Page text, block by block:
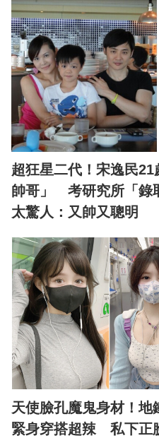
超狂星二代！宋逸民
帥哥」 考研究所「錄
太驚人：又帥又聰明
天使臉孔魔鬼身材！地
緊身穿搭超辣 私下正